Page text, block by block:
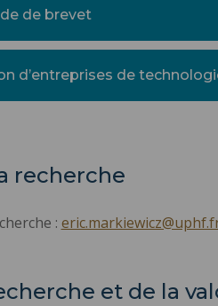
de brevet
d’entreprises de
recherche
:
et de la